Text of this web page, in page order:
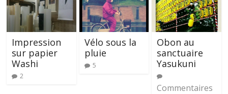
Impression
sur papier
Washi
2
Vélo sous la
pluie
5
Obon au
sanctuaire
Yasukuni
Commentaires